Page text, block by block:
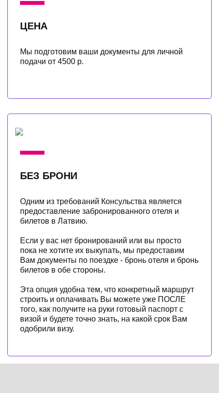
ЦЕНА
Мы подготовим ваши документы для личной
подачи от 4500 р.
БЕЗ БРОНИ
Одним из требований Консульства является
предоставление забронированного отеля и
билетов в Латвию.
Если у вас нет бронирований или вы просто
пока не хотите их выкупать, мы предоставим
Вам документы по поездке - бронь отеля и бронь
билетов в обе стороны.
Эта опция удобна тем, что конкретный маршрут
строить и оплачивать Вы можете уже ПОСЛЕ
того, как получите на руки готовый паспорт с
визой и будете точно знать, на какой срок Вам
одобрили визу.